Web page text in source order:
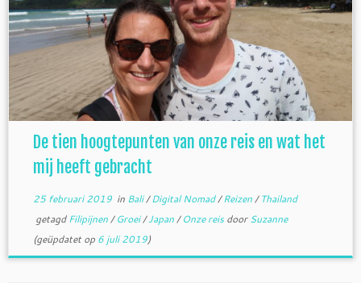
De tien hoogtepunten van onze reis en wat het
mij heeft gebracht
25 februari 2019in Bali/Digital Nomad/Reizen/Thailand
getagdFilipijnen/Groei/Japan/Onze reisdoorSuzanne
(geüpdatet op 6 juli 2019)